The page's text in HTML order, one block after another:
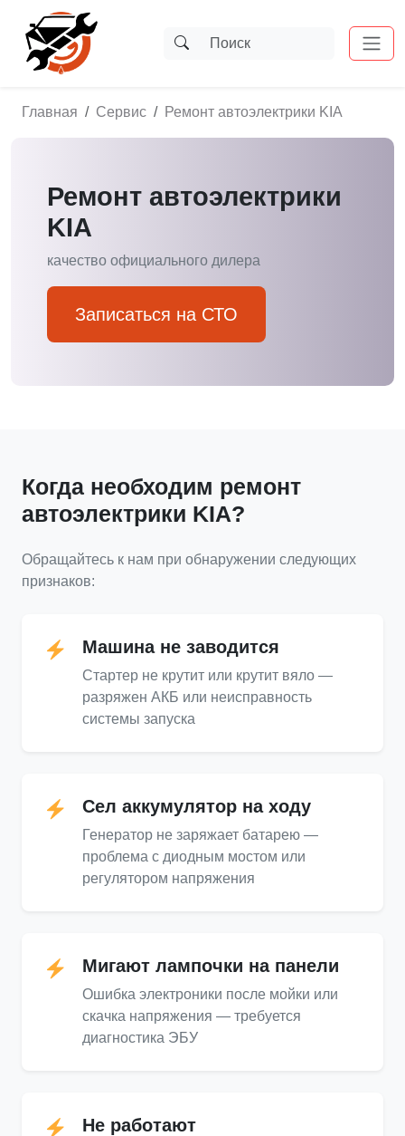
Главная Сервис Ремонт автоэлектрики KIA
Ремонт автоэлектрики
KIA
качество официального дилера
Записаться на СТО
Когда необходим ремонт
автоэлектрики KIA?
Обращайтесь к нам при обнаружении следующих
признаков:
Машина не заводится
Стартер не крутит или крутит вяло —
разряжен АКБ или неисправность
системы запуска
Сел аккумулятор на ходу
Генератор не заряжает батарею —
проблема с диодным мостом или
регулятором напряжения
Мигают лампочки на панели
Ошибка электроники после мойки или
скачка напряжения — требуется
диагностика ЭБУ
Не работают